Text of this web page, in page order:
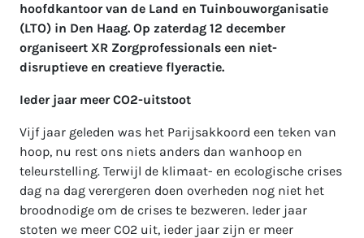
hoofdkantoor van de Land en Tuinbouworganisatie
(LTO) in Den Haag. Op zaterdag 12 december
organiseert XR Zorgprofessionals een niet-
disruptieve en creatieve flyeractie.
Ieder jaar meer CO2-uitstoot
Vijf jaar geleden was het Parijsakkoord een teken van
hoop, nu rest ons niets anders dan wanhoop en
teleurstelling. Terwijl de klimaat- en ecologische crises
dag na dag verergeren doen overheden nog niet het
broodnodige om de crises te bezweren. Ieder jaar
stoten we meer CO2 uit, ieder jaar zijn er meer